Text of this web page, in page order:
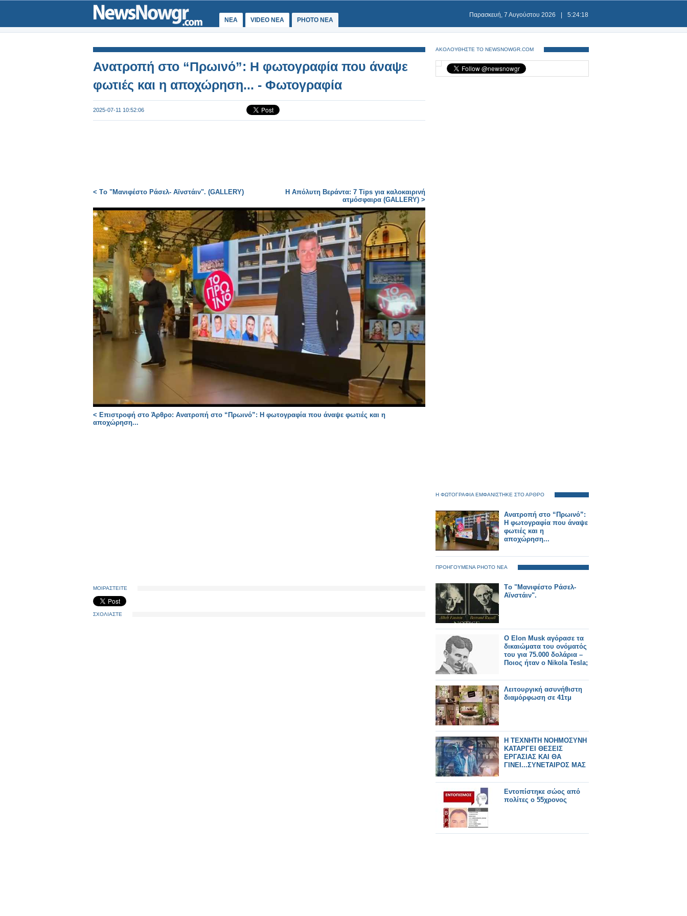
ΝΕΑ VIDEO NEA PHOTO NEA
Παρασκευή, 7 Αυγούστου 2026 5:24:18
Ανατροπή στο “Πρωινό”: Η φωτογραφία που άναψε
φωτιές και η αποχώρηση... - Φωτογραφία
2025-07-11 10:52:06
< Tο "Μανιφέστο Ράσελ- Αϊνστάιν". (GALLERY)
Η Απόλυτη Βεράντα: 7 Tips για καλοκαιρινή
ατμόσφαιρα (GALLERY) >
< Επιστροφή στο Άρθρο: Ανατροπή στο “Πρωινό”: Η φωτογραφία που άναψε φωτιές και η
αποχώρηση...
ΜΟΙΡΑΣΤΕΙΤΕ
ΣΧΟΛΙΑΣΤΕ
ΑΚΟΛΟΥΘΗΣΤΕ ΤΟ NEWSNOWGR.COM
Η ΦΩΤΟΓΡΑΦΙΑ ΕΜΦΑΝΙΣΤΗΚΕ ΣΤΟ ΑΡΘΡΟ
Ανατροπή στο “Πρωινό”:
Η φωτογραφία που άναψε
φωτιές και η
αποχώρηση...
ΠΡΟΗΓΟΥΜΕΝΑ PHOTO ΝΕΑ
Tο "Μανιφέστο Ράσελ-
Αϊνστάιν".
Ο Elon Musk αγόρασε τα
δικαιώματα του ονόματός
του για 75.000 δολάρια –
Ποιος ήταν ο Nikola Tesla;
Λειτουργική ασυνήθιστη
διαμόρφωση σε 41τμ
Η ΤΕΧΝΗΤΗ ΝΟΗΜΟΣΥΝΗ
ΚΑΤΑΡΓΕΙ ΘΕΣΕΙΣ
ΕΡΓΑΣΙΑΣ ΚΑΙ ΘΑ
ΓΙΝΕΙ...ΣΥΝΕΤΑΙΡΟΣ ΜΑΣ
Εντοπίστηκε σώος από
πολίτες ο 55χρονος